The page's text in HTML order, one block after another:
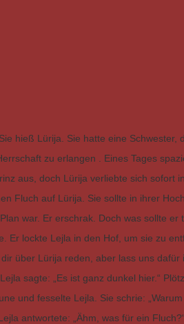
hieß Lürija. Sie hatte eine
zu erlangen . Eines Tages
aus, doch Lürija verliebte sich sofort
Fluch auf Lürija. Sie sollte in ihrer
war. Er erschrak. Doch was sollte
Er lockte Lejla in den Hof, um sie zu
über Lürija reden, aber lass uns
sagte: „Es ist ganz dunkel hier.“
und fesselte Lejla. Sie schrie:
antwortete: „Ähm, was für ein